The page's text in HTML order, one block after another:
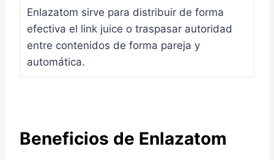
Enlazatom sirve para distribuir de forma
efectiva el link juice o traspasar autoridad
entre contenidos de forma pareja y
automática.
Beneficios de Enlazatom